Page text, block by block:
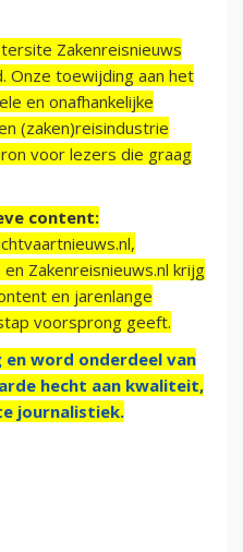
Zakenreisnieuws
Onze toewijding aan het
en onafhankelijke
(zaken)reisindustrie
voor lezers die graag
content:
Zakenreisnieuws.nl krijg
en jarenlange
voorsprong geeft.
en word onderdeel van
hecht aan kwaliteit,
journalistiek.